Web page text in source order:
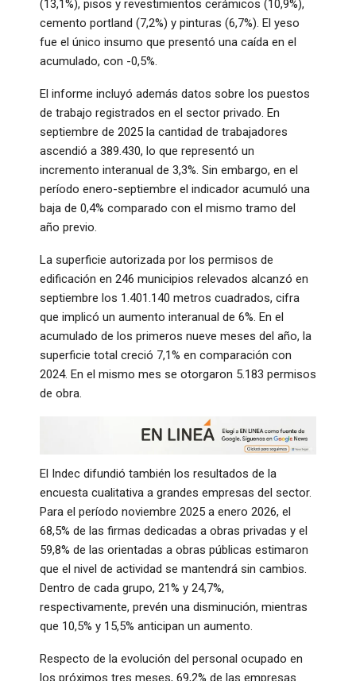
(13,1%), pisos y revestimientos cerámicos (10,9%),
cemento portland (7,2%) y pinturas (6,7%). El yeso
fue el único insumo que presentó una caída en el
acumulado, con -0,5%.
El informe incluyó además datos sobre los puestos
de trabajo registrados en el sector privado. En
septiembre de 2025 la cantidad de trabajadores
ascendió a 389.430, lo que representó un
incremento interanual de 3,3%. Sin embargo, en el
período enero-septiembre el indicador acumuló una
baja de 0,4% comparado con el mismo tramo del
año previo.
La superficie autorizada por los permisos de
edificación en 246 municipios relevados alcanzó en
septiembre los 1.401.140 metros cuadrados, cifra
que implicó un aumento interanual de 6%. En el
acumulado de los primeros nueve meses del año, la
superficie total creció 7,1% en comparación con
2024. En el mismo mes se otorgaron 5.183 permisos
de obra.
El Indec difundió también los resultados de la
encuesta cualitativa a grandes empresas del sector.
Para el período noviembre 2025 a enero 2026, el
68,5% de las firmas dedicadas a obras privadas y el
59,8% de las orientadas a obras públicas estimaron
que el nivel de actividad se mantendrá sin cambios.
Dentro de cada grupo, 21% y 24,7%,
respectivamente, prevén una disminución, mientras
que 10,5% y 15,5% anticipan un aumento.
Respecto de la evolución del personal ocupado en
los próximos tres meses, 69,2% de las empresas